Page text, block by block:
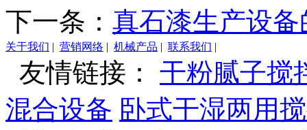
下一条： 真石漆生产设
关于我们 | 营销网络 | 机械产品 | 联系我们 |
友情链接： 干粉腻子搅
混合设备 卧式干湿两用